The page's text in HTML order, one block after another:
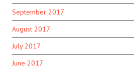
September 2017
August 2017
July 2017
June 2017